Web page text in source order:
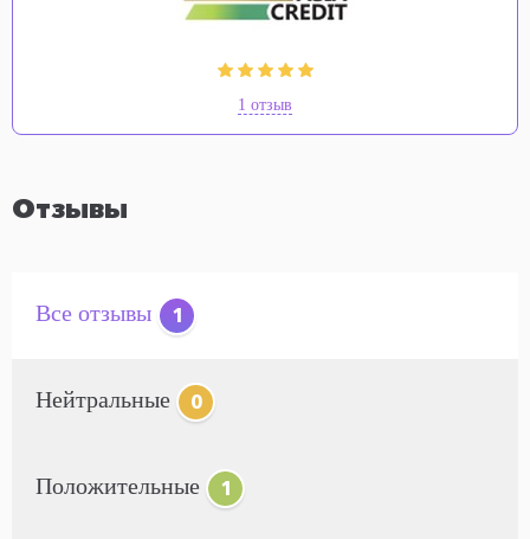
1 отзыв
Отзывы
Все отзывы 1
Нейтральные 0
Положительные 1